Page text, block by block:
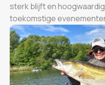
sterk blijft en
toekomstige